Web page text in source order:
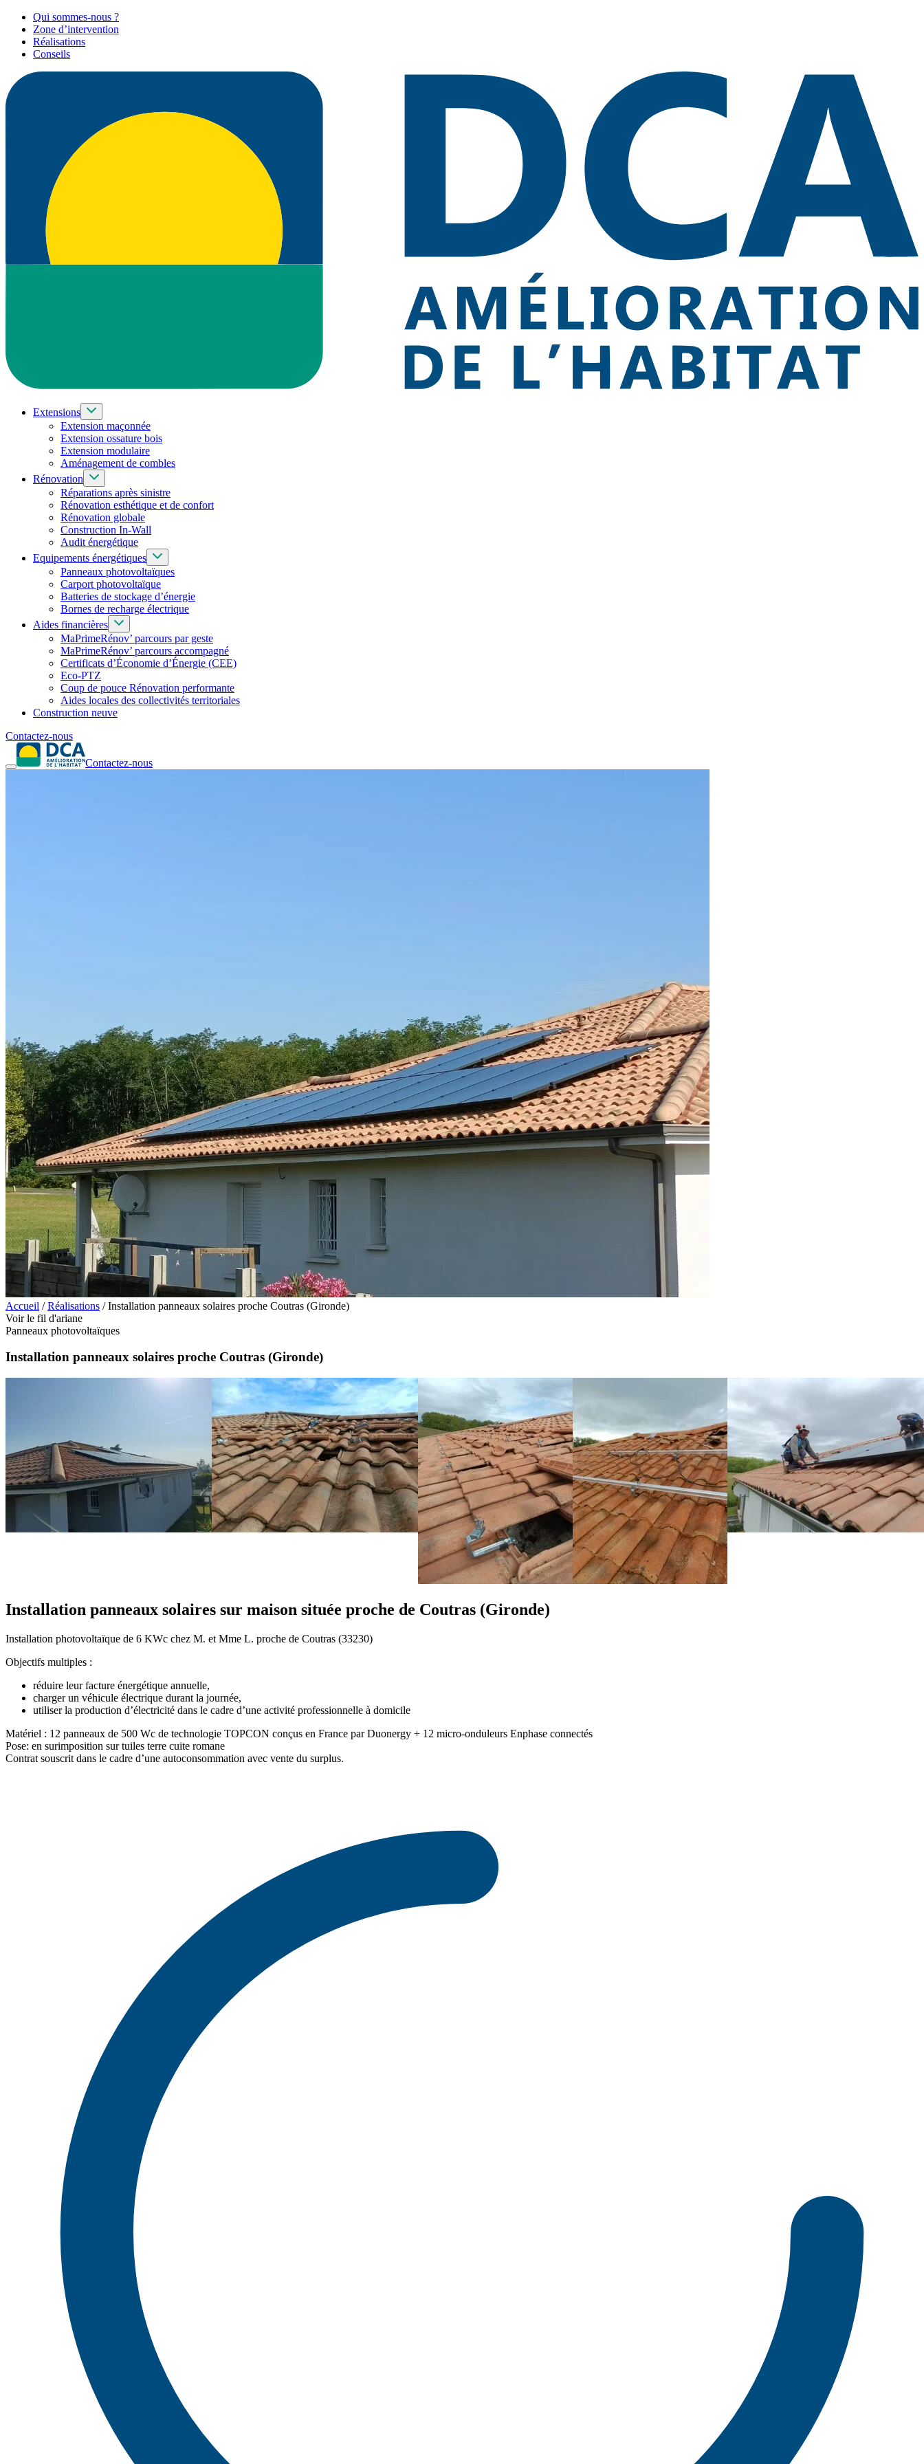
Qui sommes-nous ?
Zone d’intervention
Réalisations
Conseils
Extensions
Extension maçonnée
Extension ossature bois
Extension modulaire
Aménagement de combles
Rénovation
Réparations après sinistre
Rénovation esthétique et de confort
Rénovation globale
Construction In-Wall
Audit énergétique
Equipements énergétiques
Panneaux photovoltaïques
Carport photovoltaïque
Batteries de stockage d’énergie
Bornes de recharge électrique
Aides financières
MaPrimeRénov’ parcours par geste
MaPrimeRénov’ parcours accompagné
Certificats d’Économie d’Énergie (CEE)
Eco-PTZ
Coup de pouce Rénovation performante
Aides locales des collectivités territoriales
Construction neuve
Contactez-nous
Contactez-nous
Accueil /Réalisations /Installation panneaux solaires proche Coutras (Gironde)
Voir le fil d'ariane
Panneaux photovoltaïques
Installation panneaux solaires proche Coutras (Gironde)
Installation panneaux solaires sur maison située proche de Coutras (Gironde)
Installation photovoltaïque de 6 KWc chez M. et Mme L. proche de Coutras (33230)
Objectifs multiples :
réduire leur facture énergétique annuelle,
charger un véhicule électrique durant la journée,
utiliser la production d’électricité dans le cadre d’une activité professionnelle à domicile
Matériel : 12 panneaux de 500 Wc de technologie TOPCON conçus en France par Duonergy + 12 micro-onduleurs Enphase connectés
Pose: en surimposition sur tuiles terre cuite romane
Contrat souscrit dans le cadre d’une autoconsommation avec vente du surplus.